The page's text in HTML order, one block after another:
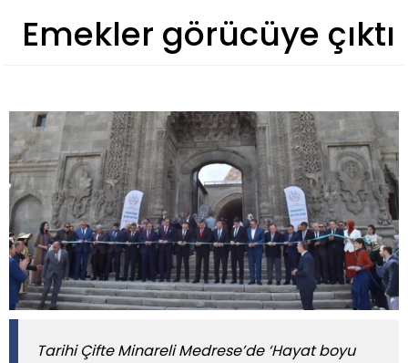
Emekler görücüye çıktı
Tarihi Çifte Minareli Medrese’de ‘Hayat boyu